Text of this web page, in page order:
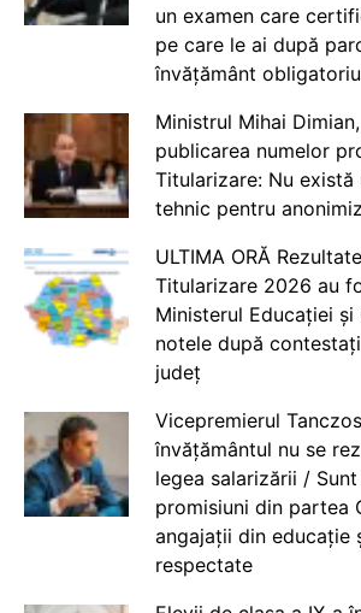
un examen care
pe care le ai după
învățământ obligatoriu
Ministrul Mihai
publicarea numelor
Titularizare: Nu există
tehnic pentru
ULTIMA ORĂ
Titularizare 2026 au
Ministerul Educației și
notele după
județ
Vicepremierul
învățământul nu se
legea salarizării /
promisiuni din partea
angajații din educație
respectate